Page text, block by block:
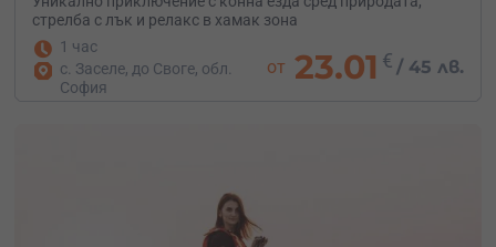
стрелба с лък и релакс в хамак зона
1 час
с. Заселе, до Своге, обл.
София
от 23.01 € /45 лв.